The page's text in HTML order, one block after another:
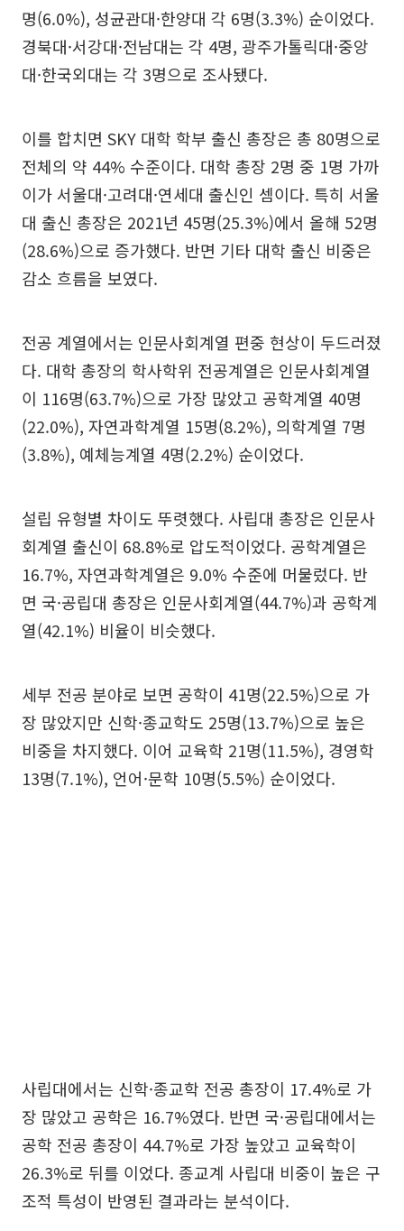
명(6.0%), 성균관대·한양대 각 6명(3.3%) 순이었다.
경북대·서강대·전남대는 각 4명, 광주가톨릭대·중앙
대·한국외대는 각 3명으로 조사됐다.
이를 합치면 SKY 대학 학부 출신 총장은 총 80명으로
전체의 약 44% 수준이다. 대학 총장 2명 중 1명 가까
이가 서울대·고려대·연세대 출신인 셈이다. 특히 서울
대 출신 총장은 2021년 45명(25.3%)에서 올해 52명
(28.6%)으로 증가했다. 반면 기타 대학 출신 비중은
감소 흐름을 보였다.
전공 계열에서는 인문사회계열 편중 현상이 두드러졌
다. 대학 총장의 학사학위 전공계열은 인문사회계열
이 116명(63.7%)으로 가장 많았고 공학계열 40명
(22.0%), 자연과학계열 15명(8.2%), 의학계열 7명
(3.8%), 예체능계열 4명(2.2%) 순이었다.
설립 유형별 차이도 뚜렷했다. 사립대 총장은 인문사
회계열 출신이 68.8%로 압도적이었다. 공학계열은
16.7%, 자연과학계열은 9.0% 수준에 머물렀다. 반
면 국·공립대 총장은 인문사회계열(44.7%)과 공학계
열(42.1%) 비율이 비슷했다.
세부 전공 분야로 보면 공학이 41명(22.5%)으로 가
장 많았지만 신학·종교학도 25명(13.7%)으로 높은
비중을 차지했다. 이어 교육학 21명(11.5%), 경영학
13명(7.1%), 언어·문학 10명(5.5%) 순이었다.
사립대에서는 신학·종교학 전공 총장이 17.4%로 가
장 많았고 공학은 16.7%였다. 반면 국·공립대에서는
공학 전공 총장이 44.7%로 가장 높았고 교육학이
26.3%로 뒤를 이었다. 종교계 사립대 비중이 높은 구
조적 특성이 반영된 결과라는 분석이다.